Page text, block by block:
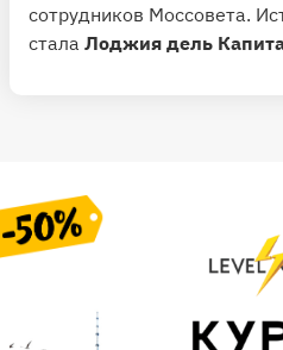
сотрудников Моссовета.
стала Лоджия дель